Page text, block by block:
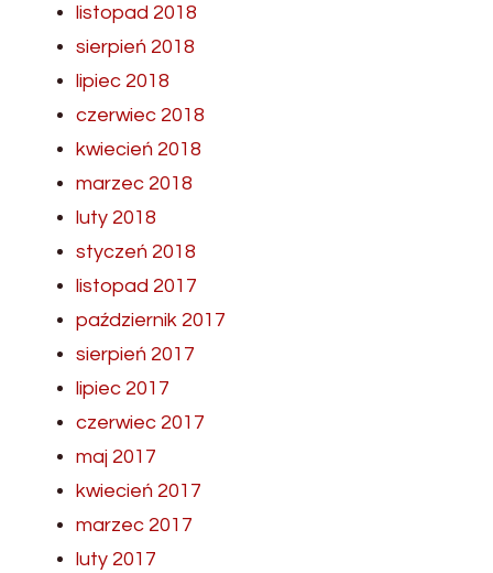
listopad 2018
sierpień 2018
lipiec 2018
czerwiec 2018
kwiecień 2018
marzec 2018
luty 2018
styczeń 2018
listopad 2017
październik 2017
sierpień 2017
lipiec 2017
czerwiec 2017
maj 2017
kwiecień 2017
marzec 2017
luty 2017